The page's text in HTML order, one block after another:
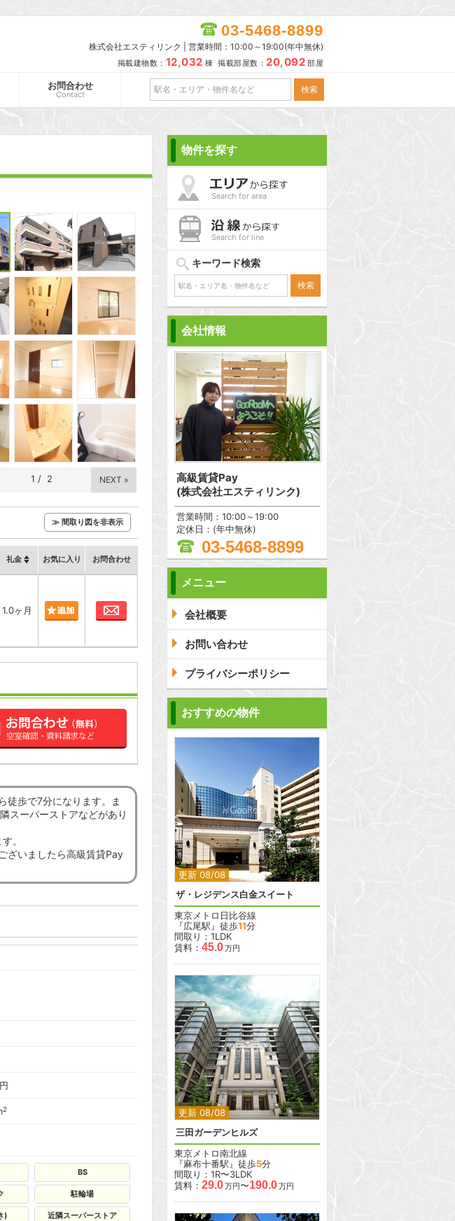
03-5468-8899
株式会社エスティリンク | 営業時間：10:00～19:00(年中無休)
掲載建物数： 12,032 棟 掲載部屋数： 20,092 部屋
お問合わせ
Contact
1 / 2 NEXT »
≫ 間取り図を非表示
礼金 お気に入り お問合わせ
1.0ヶ月
徒歩で7分になります。ま
スーパーストアなどがあり
。
ざいましたら高級賃貸Pay
2
BS
駐輪場
) 近隣スーパーストア
物件を探す
Search for area
Search for line
キーワード検索
会社情報
高級賃貸Pay
(株式会社エスティリンク)
営業時間：10:00～19:00
定休日：(年中無休)
03-5468-8899
メニュー
会社概要
お問い合わせ
プライバシーポリシー
おすすめの物件
更新 08/08
2
ザ・レジデンス白金スイート
東京メトロ日比谷線
『広尾駅』徒歩11分
間取り：1LDK
賃料： 45.0万円
更新 08/08
2
三田ガーデンヒルズ
東京メトロ南北線
『麻布十番駅』徒歩5分
間取り：1R〜3LDK
賃料： 29.0万円〜190.0万円